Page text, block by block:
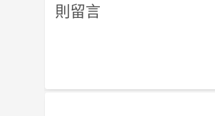
則留言